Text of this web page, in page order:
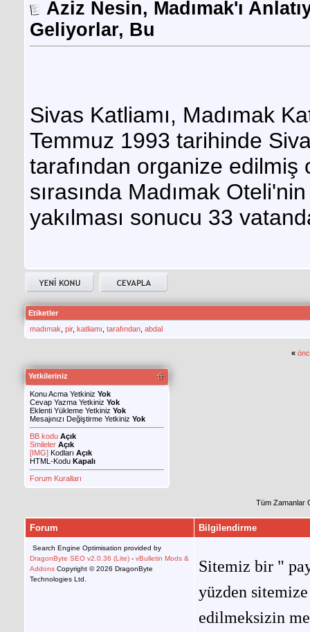
Aziz Nesin, Madımak'ı
Geliyorlar, Bu
Sivas Katliamı, Madımak
Temmuz 1993 tarihinde
tarafından organize
sırasında Madımak
yakılması sonucu 33
Etiketler
madımak pir, katliamı tarafından abdal
«
Yetkileriniz
Konu Acma Yetkiniz Yok
Cevap Yazma Yetkiniz Yok
Eklenti Yükleme Yetkiniz Yok
Mesajınızı Değiştirme Yetkiniz Yok
BB kodu Açık
Smileler Açık
[IMG] Kodları Açık
HTML-Kodu Kapalı
Forum Kuralları
Tüm Zamanlar
Forum Bilgilendirme
Search Engine Optimisation provided by
DragonByte SEO v2.0.36 (Lite) - vBulletin Mods &
Addons Copyright © 2026 DragonByte
Technologies Ltd.
Sitemiz bir "
yüzden
edilmeksizin